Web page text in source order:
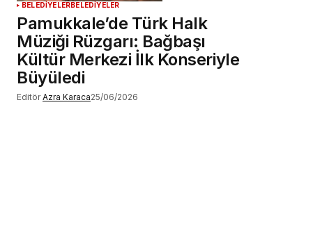
BELEDİYELERBELEDİYELER
Pamukkale’de Türk Halk
Müziği Rüzgarı: Bağbaşı
Kültür Merkezi İlk Konseriyle
Büyüledi
Editör Azra Karaca25/06/2026